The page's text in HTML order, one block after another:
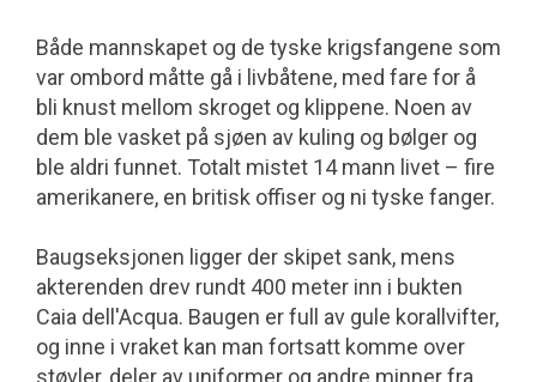
Både mannskapet og de tyske krigsfangene som
var ombord måtte gå i livbåtene, med fare for å
bli knust mellom skroget og klippene. Noen av
dem ble vasket på sjøen av kuling og bølger og
ble aldri funnet. Totalt mistet 14 mann livet – fire
amerikanere, en britisk offiser og ni tyske fanger.
Baugseksjonen ligger der skipet sank, mens
akterenden drev rundt 400 meter inn i bukten
Caia dell'Acqua. Baugen er full av gule korallvifter,
og inne i vraket kan man fortsatt komme over
støvler, deler av uniformer og andre minner fra